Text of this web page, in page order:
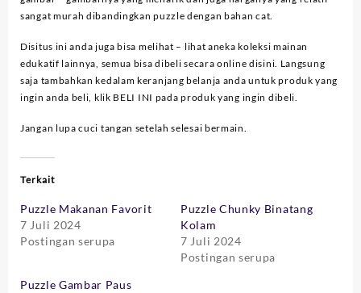
sangat murah dibandingkan puzzle dengan bahan cat.
Disitus ini anda juga bisa melihat – lihat aneka koleksi mainan
edukatif lainnya, semua bisa dibeli secara online disini. Langsung
saja tambahkan kedalam keranjang belanja anda untuk produk yang
ingin anda beli, klik BELI INI pada produk yang ingin dibeli.
Jangan lupa cuci tangan setelah selesai bermain.
Terkait
Puzzle Makanan Favorit
7 Juli 2024
Postingan serupa
Puzzle Chunky Binatang
Kolam
7 Juli 2024
Postingan serupa
Puzzle Gambar Paus